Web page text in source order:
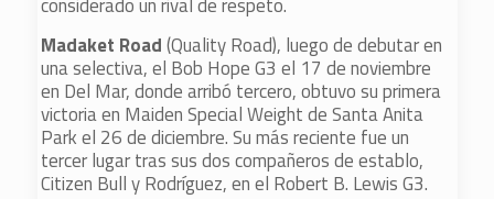
Madaket Road(Quality Road), luego de debutar en
una selectiva, el Bob Hope G3 el 17 de noviembre
en Del Mar, donde arribó tercero, obtuvo su primera
victoria en Maiden Special Weight de Santa Anita
Park el 26 de diciembre. Su más reciente fue un
tercer lugar tras sus dos compañeros de establo,
Citizen Bull y Rodríguez, en el Robert B. Lewis G3.